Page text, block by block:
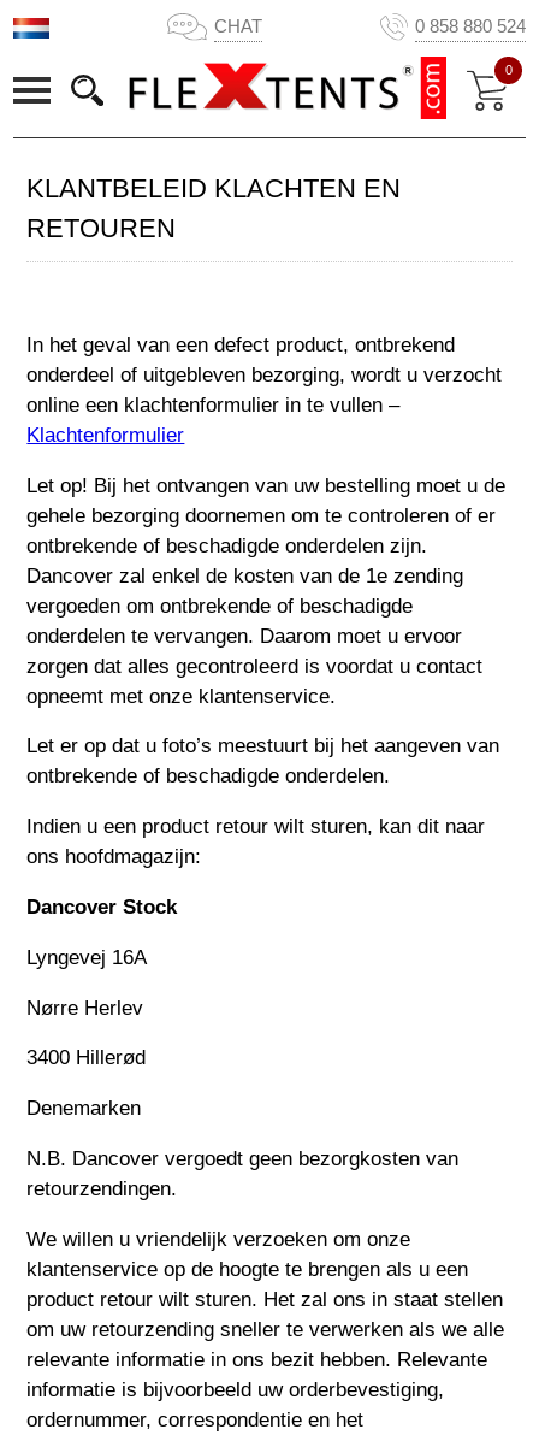
CHAT 0 858 880 524
0
KLANTBELEID KLACHTEN EN
RETOUREN
In het geval van een defect product, ontbrekend
onderdeel of uitgebleven bezorging, wordt u verzocht
online een klachtenformulier in te vullen –
Klachtenformulier
Let op! Bij het ontvangen van uw bestelling moet u de
gehele bezorging doornemen om te controleren of er
ontbrekende of beschadigde onderdelen zijn.
Dancover zal enkel de kosten van de 1e zending
vergoeden om ontbrekende of beschadigde
onderdelen te vervangen. Daarom moet u ervoor
zorgen dat alles gecontroleerd is voordat u contact
opneemt met onze klantenservice.
Let er op dat u foto’s meestuurt bij het aangeven van
ontbrekende of beschadigde onderdelen.
Indien u een product retour wilt sturen, kan dit naar
ons hoofdmagazijn:
Dancover Stock
Lyngevej 16A
Nørre Herlev
3400 Hillerød
Denemarken
N.B. Dancover vergoedt geen bezorgkosten van
retourzendingen.
We willen u vriendelijk verzoeken om onze
klantenservice op de hoogte te brengen als u een
product retour wilt sturen. Het zal ons in staat stellen
om uw retourzending sneller te verwerken als we alle
relevante informatie in ons bezit hebben. Relevante
informatie is bijvoorbeeld uw orderbevestiging,
ordernummer, correspondentie en het